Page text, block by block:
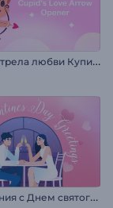
З
аставка "Стрела любви Купидона"
П
оздравления с Днем святого Валентина